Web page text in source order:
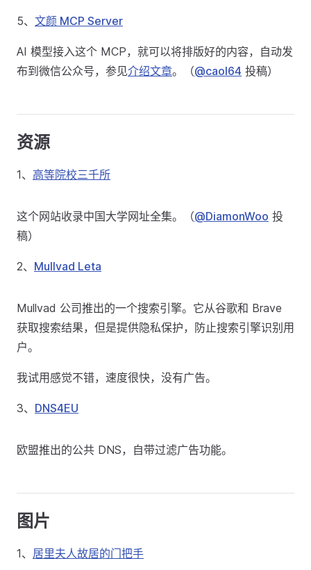
5、 文颜 MCP Server
AI 模型接入这个 MCP，就可以将排版好的内容，自动发
布到微信公众号，参见介绍文章。（@caol64 投稿）
资源
1、 高等院校三千所
这个网站收录中国大学网址全集。（@DiamonWoo 投
稿）
2、 Mullvad Leta
Mullvad 公司推出的一个搜索引擎。它从谷歌和 Brave
获取搜索结果，但是提供隐私保护，防止搜索引擎识别用
户。
我试用感觉不错，速度很快，没有广告。
3、 DNS4EU
欧盟推出的公共 DNS，自带过滤广告功能。
图片
1、 居里夫人故居的门把手